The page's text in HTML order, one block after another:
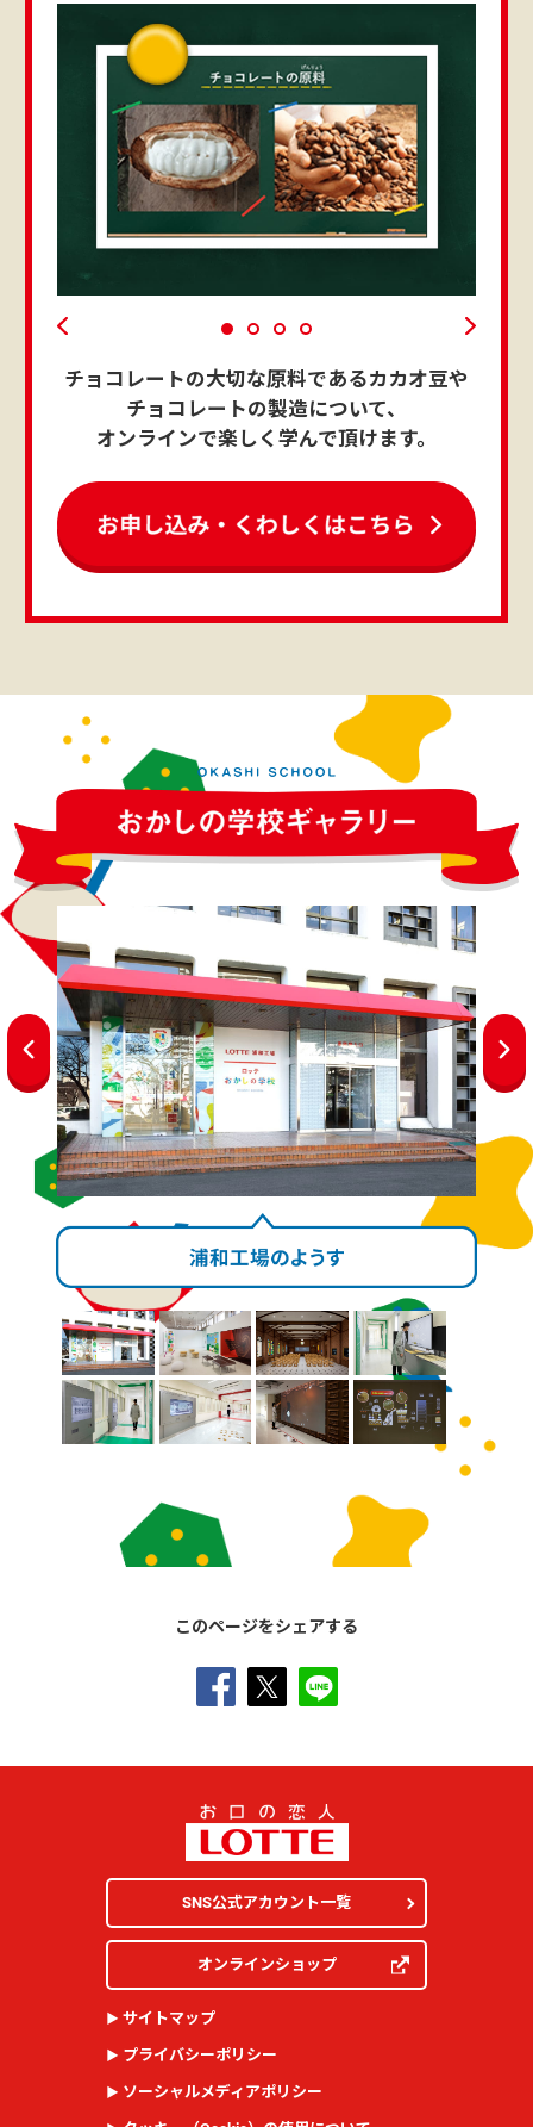
チョコレートの大切な原料であるカカオ豆や
チョコレートの製造について、
オンラインで楽しく学んで頂けます。
このページをシェアする
サイトマップ
プライバシーポリシー
ソーシャルメディアポリシー
SNS公式アカウント一覧
オンラインショップ